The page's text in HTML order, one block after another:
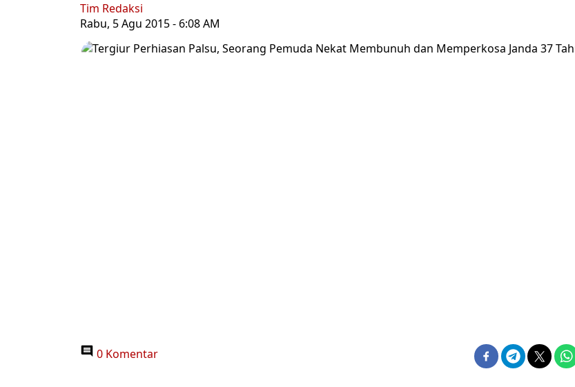
Tim Redaksi
Rabu, 5 Agu 2015 - 6:08 AM
0 Komentar